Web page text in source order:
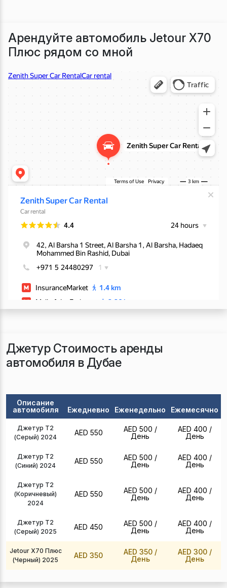
Арендуйте автомобиль Jetour X70
Плюс рядом со мной
Джетур Стоимость аренды
автомобиля в Дубае
Описание
автомобиля
Ежедневно Еженедельно Ежемесячно
Джетур Т2
(Серый) 2024
AED 550 AED 500 /
День
AED 400 /
День
Джетур Т2
(Синий) 2024
AED 550 AED 500 /
День
AED 400 /
День
Джетур Т2
(Коричневый)
2024
AED 550 AED 500 /
День
AED 400 /
День
Джетур Т2
(Серый) 2025
AED 450 AED 500 /
День
AED 400 /
День
Jetour X70 Плюс
(Черный) 2025
AED 350 AED 350/
День
AED 300 /
День